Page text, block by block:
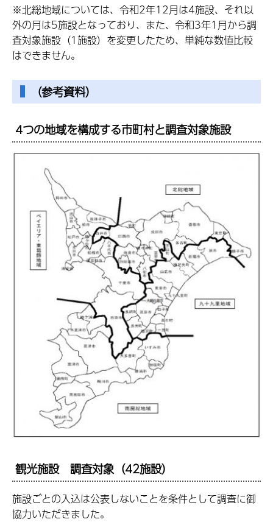
※北総地域については、令和2年12月は4施設、それ以
外の月は5施設となっており、また、令和3年1月から調
査対象施設（1施設）を変更したため、単純な数値比較
はできません。
（参考資料）
4つの地域を構成する市町村と調査対象施設
観光施設 調査対象（42施設）
施設ごとの入込は公表しないことを条件として調査に御
協力いただきました。